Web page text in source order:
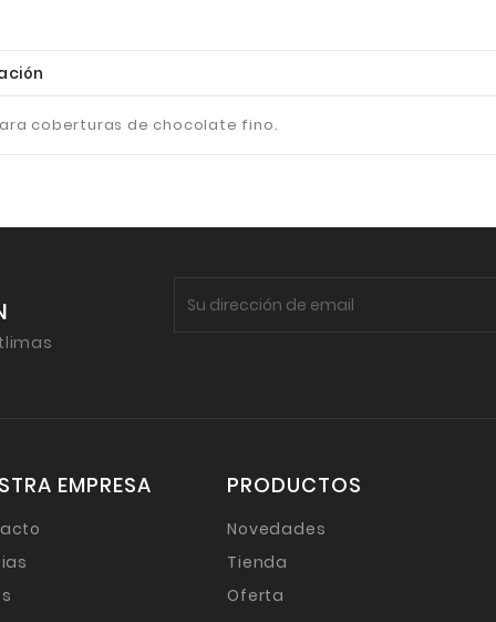
coberturas de chocolate fino.
EMPRESA PRODUCTOS
Novedades
Tienda
Oferta